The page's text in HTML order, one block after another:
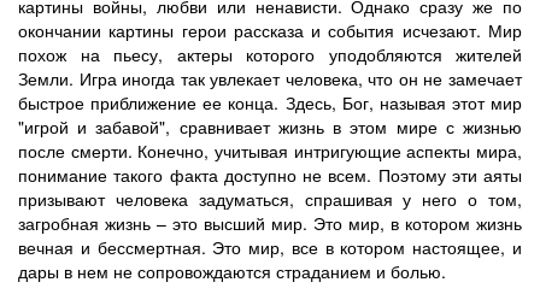
картины войны, любви или ненависти. Однако сразу же по
окончании картины герои рассказа и события исчезают. Мир
похож на пьесу, актеры которого уподобляются жителей
Земли. Игра иногда так увлекает человека, что он не замечает
быстрое приближение ее конца. Здесь, Бог, называя этот мир
"игрой и забавой", сравнивает жизнь в этом мире с жизнью
после смерти. Конечно, учитывая интригующие аспекты мира,
понимание такого факта доступно не всем. Поэтому эти аяты
призывают человека задуматься, спрашивая у него о том,
загробная жизнь – это высший мир. Это мир, в котором жизнь
вечная и бессмертная. Это мир, все в котором настоящее, и
дары в нем не сопровождаются страданием и болью.